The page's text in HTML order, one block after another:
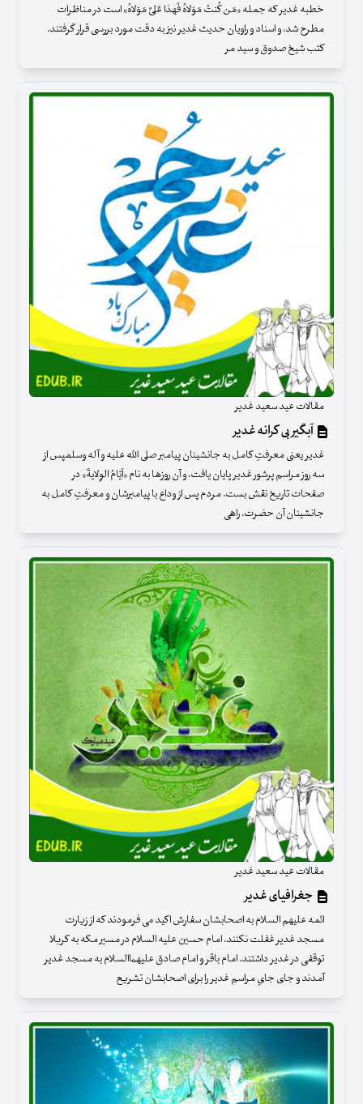
خطبه غدیر که جمله «مَن کُنتُ مَوْلاهُ فَهذا عَلیٌ مَوْلاهُ» است در مناظرات
مطرح شد، و اسناد و راویان حدیث غدیر نیز به دقت مورد بررسی قرار گرفتند.
کتب شیخ صدوق و سید مر
مقالات عید سعید غدیر
آبگیر بی کرانه غدیر
غدیر یعنی معرفتِ کامل به جانشینان پیامبر صلی الله علیه و آله وسلمپس از
سه روز مراسم پرشور غدیر پایان یافت، و آن روزها به نام «اَیّامُ الوِلایةَ» در
صفحات تاریخ نقش بست. مردم پس از وداع با پیامبرشان و معرفتِ کامل به
جانشینان آن حضرت، راهی
مقالات عید سعید غدیر
جغرافیای غدیر
ائمه علیهم السلام به اصحابشان سفارش اکید می فرمودند که از زیارت
مسجد غدیر غفلت نکنند. امام حسین علیه السلام در مسیر مکه به کربلا
توقفی در غدیر داشتند. امام باقر و امام صادق علیهماالسلام به مسجد غدیر
آمدند و جای جایِ مراسم غدیر را برای اصحابشان تشریح